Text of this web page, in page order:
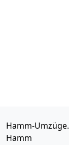
Hamm-
Hamm